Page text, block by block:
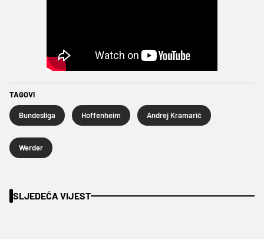
TAGOVI
Bundesliga Hoffenheim Andrej Kramarić
Werder
SLJEDEĆA VIJEST